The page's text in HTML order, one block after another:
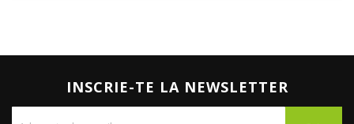
INSCRIE-TE LA NEWSLETTER